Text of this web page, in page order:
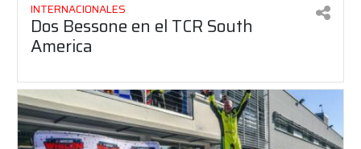
INTERNACIONALES
Dos Bessone en el TCR South
America